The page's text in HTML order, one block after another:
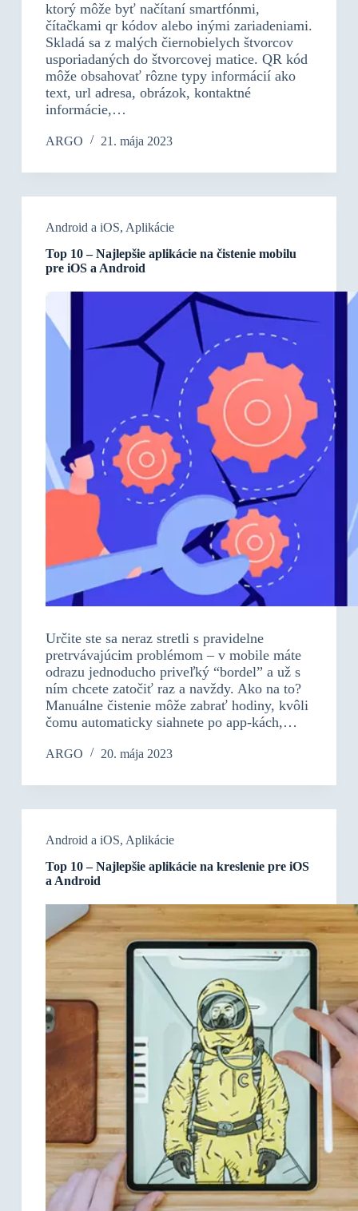
ktorý môže byť načítaní smartfónmi,
čítačkami qr kódov alebo inými zariadeniami.
Skladá sa z malých čiernobielych štvorcov
usporiadaných do štvorcovej matice. QR kód
môže obsahovať rôzne typy informácií ako
text, url adresa, obrázok, kontaktné
informácie,…
ARGO 21. mája 2023
Android a iOS, Aplikácie
Top 10 – Najlepšie aplikácie na čistenie mobilu
pre iOS a Android
Určite ste sa neraz stretli s pravidelne
pretrvávajúcim problémom – v mobile máte
odrazu jednoducho priveľký “bordel” a už s
ním chcete zatočiť raz a navždy. Ako na to?
Manuálne čistenie môže zabrať hodiny, kvôli
čomu automaticky siahnete po app-kách,…
ARGO 20. mája 2023
Android a iOS, Aplikácie
Top 10 – Najlepšie aplikácie na kreslenie pre iOS
a Android